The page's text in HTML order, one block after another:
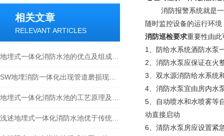
相关文章
RELEVANT ARTICLES
消防报警系统就是一
随时监控设备的运行环
消防巡检要求重要性由此
1、防给水系统酒防水泵
2、消防水泵应保证在火
3、双水源消防给水系统
4、消防水泵宜由房内水
5、自动喷水和水喷雾等
动直接启动
6、清防水泵房应设置紧